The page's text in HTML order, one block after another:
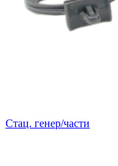
Стац. генер/части